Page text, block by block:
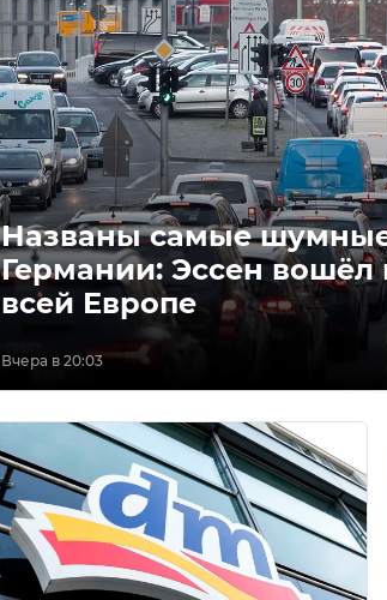
Названы самые
Германии: Эссен вошёл
всей Европе
Вчера в 20:03